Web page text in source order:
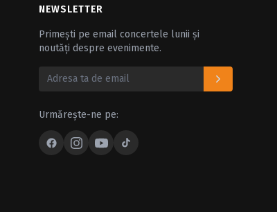
NEWSLETTER
Primești pe email concertele lunii și
noutăți despre evenimente.
Urmărește-ne pe: